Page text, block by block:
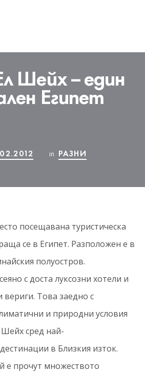
Шейх – един
Египет
in РАЗНИ
посещавана туристическа
се в Египет. Разположен е в
полуостров.
с доста луксозни хотели и
вериги. Това заедно с
и природни условия
сред най-
в Близкия изток.
е прочут множеството